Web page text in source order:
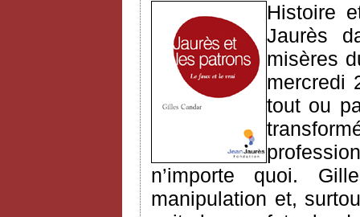
Histoire
Jaurès
misères
mercredi
tout ou
n’importe quoi.
manipulation et,